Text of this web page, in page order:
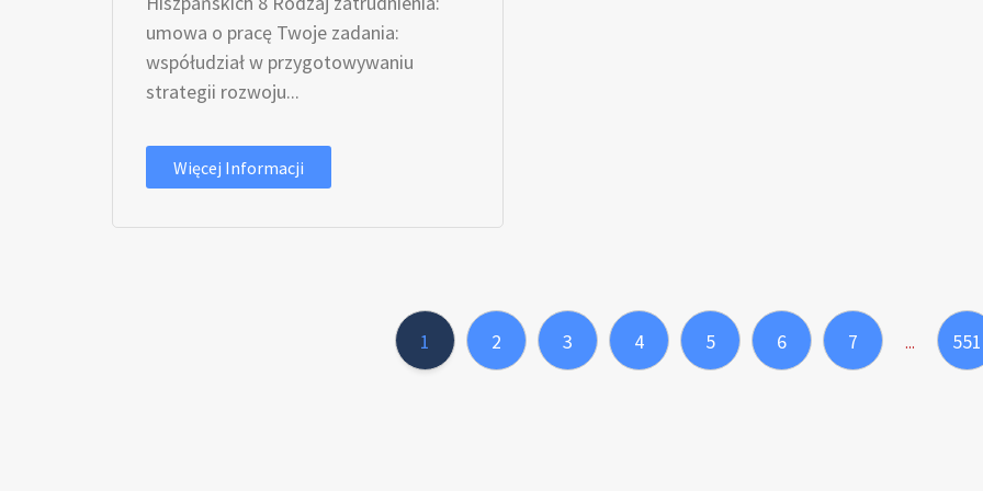
umowa o pracę Twoje zadania:
współudział w przygotowywaniu
strategii rozwoju...
Więcej Informacji
1 2 3 4 5 6 7 ... 551